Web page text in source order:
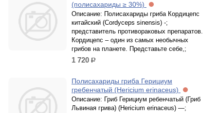
(полисахариды ≥ 30%)
Описание: Полисахариды гриба Кордицепс
китайский (Cordyceps sinensis) -;
представитель противораковых препаратов.
Кордицепс – один из самых необычных
грибов на планете. Представьте себе,;
1 720 р.
Полисахариды гриба Герициум
гребенчатый (Hericium erinaceus)
Описание: Гриб Герициум ребенчатый (Гриб
Львиная грива) (Hericium erinaceus) —;